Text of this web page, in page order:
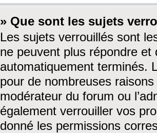
» Que sont les sujets
Les sujets verrouillés sont
ne peuvent plus répondre
automatiquement terminés.
pour de nombreuses
modérateur du forum ou
également verrouiller vos
donné les permissions